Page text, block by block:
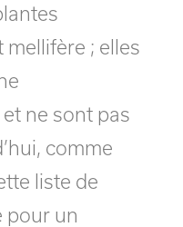
; elles
ne sont pas
comme
liste de
pour un